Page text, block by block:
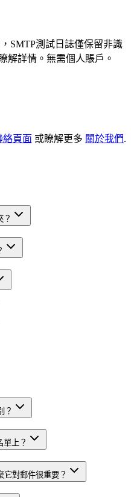
SMTP測試日誌僅保留非識
瞭解詳情。無需個人賬戶。
絡頁面 或瞭解更多 關於我們.
？
？
單上？
它對郵件很重要？